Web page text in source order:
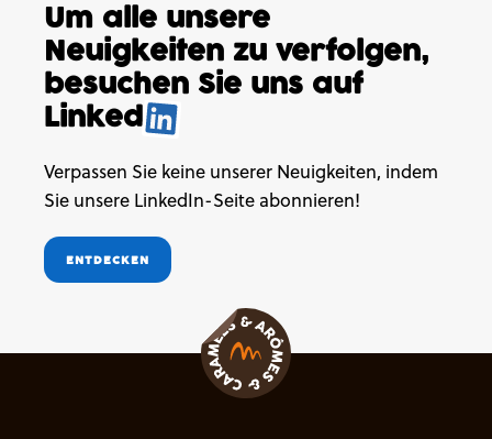
Um alle unsere
Neuigkeiten zu verfolgen,
besuchen Sie uns auf
Linked.
Verpassen Sie keine unserer Neuigkeiten, indem
Sie unsere LinkedIn-Seite abonnieren!
ENTDECKEN